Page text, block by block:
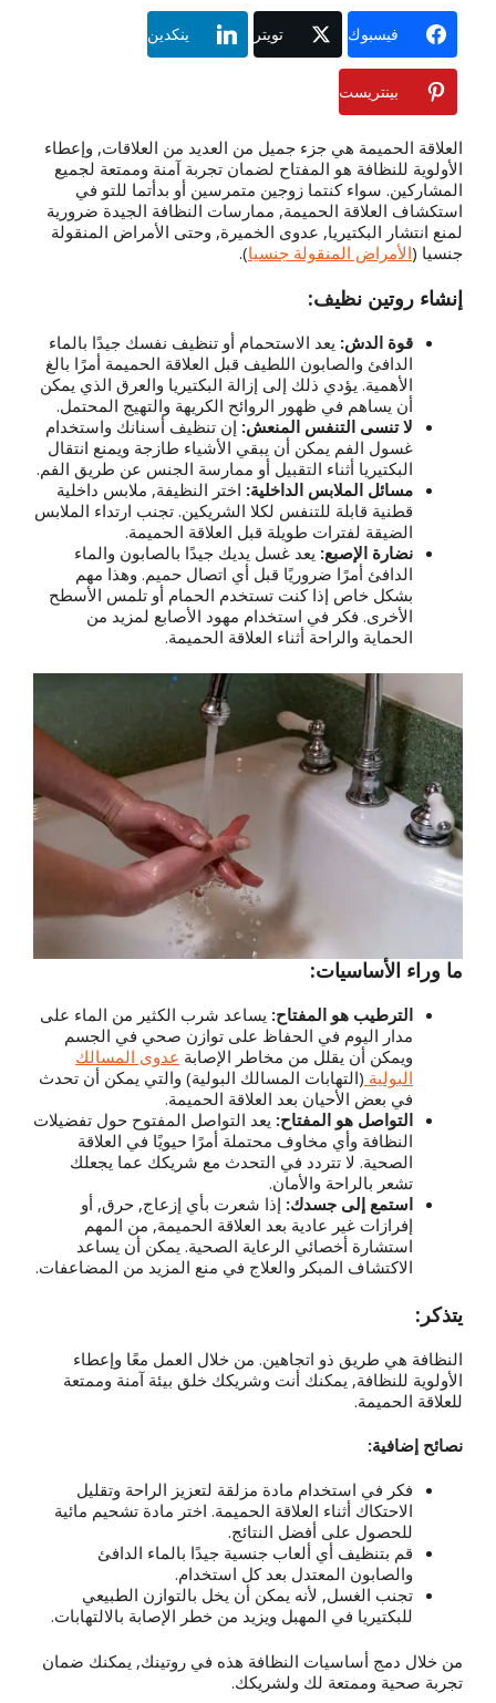
فيسبوك تويتر ينكدين
بينتريست
العلاقة الحميمة هي جزء جميل من العديد من العلاقات, وإعطاء
الأولوية للنظافة هو المفتاح لضمان تجربة آمنة وممتعة لجميع
المشاركين. سواء كنتما زوجين متمرسين أو بدأتما للتو في
استكشاف العلاقة الحميمة, ممارسات النظافة الجيدة ضرورية
لمنع انتشار البكتيريا, عدوى الخميرة, وحتى الأمراض المنقولة
جنسيا (الأمراض المنقولة جنسيا).
إنشاء روتين نظيف:
قوة الدش: يعد الاستحمام أو تنظيف نفسك جيدًا بالماء
الدافئ والصابون اللطيف قبل العلاقة الحميمة أمرًا بالغ
الأهمية. يؤدي ذلك إلى إزالة البكتيريا والعرق الذي يمكن
أن يساهم في ظهور الروائح الكريهة والتهيج المحتمل.
لا تنسى التنفس المنعش: إن تنظيف أسنانك واستخدام
غسول الفم يمكن أن يبقي الأشياء طازجة ويمنع انتقال
البكتيريا أثناء التقبيل أو ممارسة الجنس عن طريق الفم.
مسائل الملابس الداخلية: اختر النظيفة, ملابس داخلية
قطنية قابلة للتنفس لكلا الشريكين. تجنب ارتداء الملابس
الضيقة لفترات طويلة قبل العلاقة الحميمة.
نضارة الإصبع: يعد غسل يديك جيدًا بالصابون والماء
الدافئ أمرًا ضروريًا قبل أي اتصال حميم. وهذا مهم
بشكل خاص إذا كنت تستخدم الحمام أو تلمس الأسطح
الأخرى. فكر في استخدام مهود الأصابع لمزيد من
الحماية والراحة أثناء العلاقة الحميمة.
ما وراء الأساسيات:
الترطيب هو المفتاح: يساعد شرب الكثير من الماء على
مدار اليوم في الحفاظ على توازن صحي في الجسم
ويمكن أن يقلل من مخاطر الإصابة عدوى المسالك
البولية (التهابات المسالك البولية) والتي يمكن أن تحدث
في بعض الأحيان بعد العلاقة الحميمة.
التواصل هو المفتاح: يعد التواصل المفتوح حول تفضيلات
النظافة وأي مخاوف محتملة أمرًا حيويًا في العلاقة
الصحية. لا تتردد في التحدث مع شريكك عما يجعلك
تشعر بالراحة والأمان.
استمع إلى جسدك: إذا شعرت بأي إزعاج, حرق, أو
إفرازات غير عادية بعد العلاقة الحميمة, من المهم
استشارة أخصائي الرعاية الصحية. يمكن أن يساعد
الاكتشاف المبكر والعلاج في منع المزيد من المضاعفات.
يتذكر:
النظافة هي طريق ذو اتجاهين. من خلال العمل معًا وإعطاء
الأولوية للنظافة, يمكنك أنت وشريكك خلق بيئة آمنة وممتعة
للعلاقة الحميمة.
نصائح إضافية:
فكر في استخدام مادة مزلقة لتعزيز الراحة وتقليل
الاحتكاك أثناء العلاقة الحميمة. اختر مادة تشحيم مائية
للحصول على أفضل النتائج.
قم بتنظيف أي ألعاب جنسية جيدًا بالماء الدافئ
والصابون المعتدل بعد كل استخدام.
تجنب الغسل, لأنه يمكن أن يخل بالتوازن الطبيعي
للبكتيريا في المهبل ويزيد من خطر الإصابة بالالتهابات.
من خلال دمج أساسيات النظافة هذه في روتينك, يمكنك ضمان
تجربة صحية وممتعة لك ولشريكك.